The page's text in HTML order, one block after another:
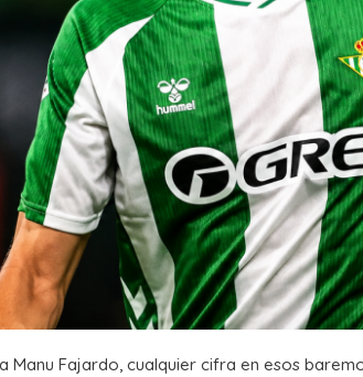
Manu Fajardo, cualquier cifra en esos